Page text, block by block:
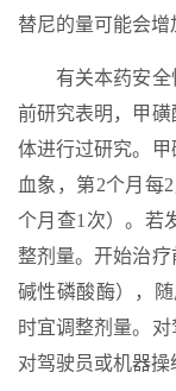
替尼的量可能会增
有关本药安全
前研究表明，甲
体进行过研究。
血象，第2个月每
个月查1次）。若
整剂量。开始治
碱性磷酸酶），
时宜调整剂量。
对驾驶员或机器操